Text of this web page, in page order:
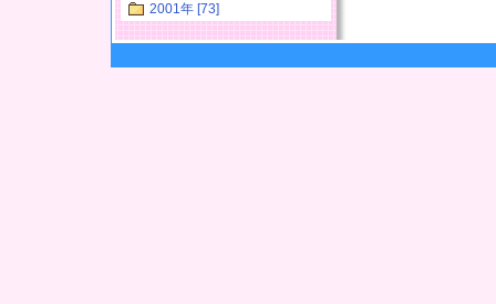
2001年 [73]